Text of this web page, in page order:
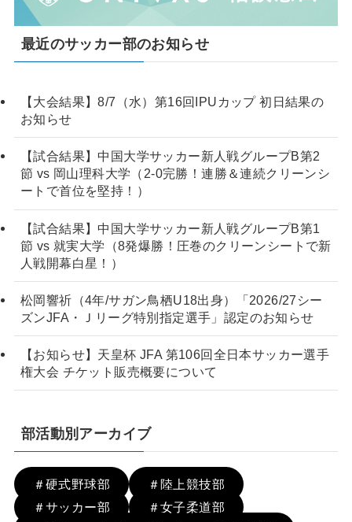
最近のサッカー部のお知らせ
【大会結果】8/7（水）第16回IPUカップ 初日結果の
お知らせ
【試合結果】中国大学サッカー新人戦グループB第2
節 vs 岡山理科大学（2-0完勝！連勝＆連続クリーンシ
ートで首位を堅持！）
【試合結果】中国大学サッカー新人戦グループB第1
節 vs 就実大学（8発爆勝！圧巻のクリーンシートで新
人戦開幕白星！）
松岡響祈（4年/サガン鳥栖U18出身）「2026/27シー
ズンJFA・Ｊリーグ特別指定選手」認定のお知らせ
【お知らせ】天皇杯 JFA 第106回全日本サッカー選手
権大会 チケット販売概要について
部活動別アーカイブ
＃硬式野球部
＃陸上競技部
＃サッカー部
＃女子柔道部